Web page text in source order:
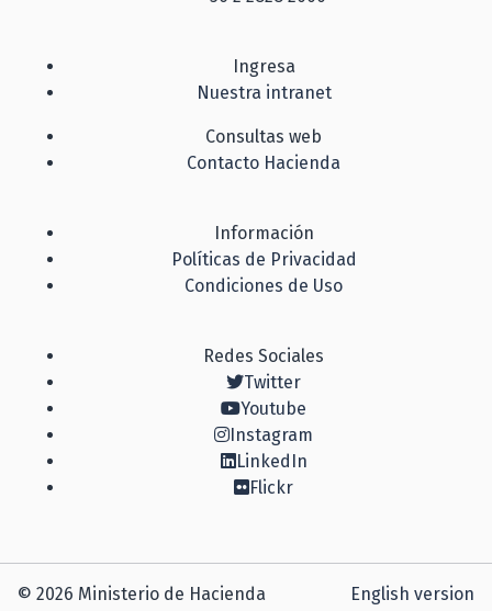
Ingresa
Nuestra intranet
Consultas web
Contacto Hacienda
Información
Políticas de Privacidad
Condiciones de Uso
Redes Sociales
Twitter
Youtube
Instagram
LinkedIn
Flickr
© 2026 Ministerio de Hacienda English version